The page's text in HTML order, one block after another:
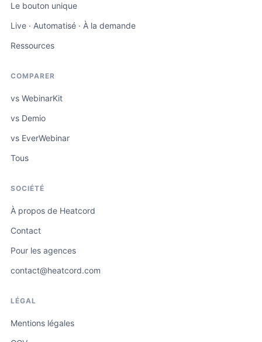
Le bouton unique
Live · Automatisé · À la demande
Ressources
COMPARER
vs WebinarKit
vs Demio
vs EverWebinar
Tous
SOCIÉTÉ
À propos de Heatcord
Contact
Pour les agences
contact@heatcord.com
LÉGAL
Mentions légales